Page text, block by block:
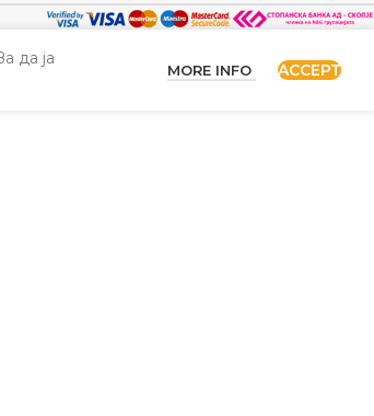
да ја
MORE INFO ACCEPT